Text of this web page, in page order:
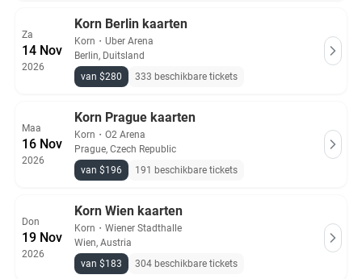
Za
14 Nov
2026
Korn Berlin kaarten
Korn ・ Uber Arena
Berlin, Duitsland
van $280
333 beschikbare tickets
Maa
16 Nov
2026
Korn Prague kaarten
Korn ・ O2 Arena
Prague, Czech Republic
van $196
191 beschikbare tickets
Don
19 Nov
2026
Korn Wien kaarten
Korn ・ Wiener Stadthalle
Wien, Austria
van $183
304 beschikbare tickets